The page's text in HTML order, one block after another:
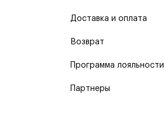
Доставка и оплата
Возврат
Программа лояльности
Партнеры